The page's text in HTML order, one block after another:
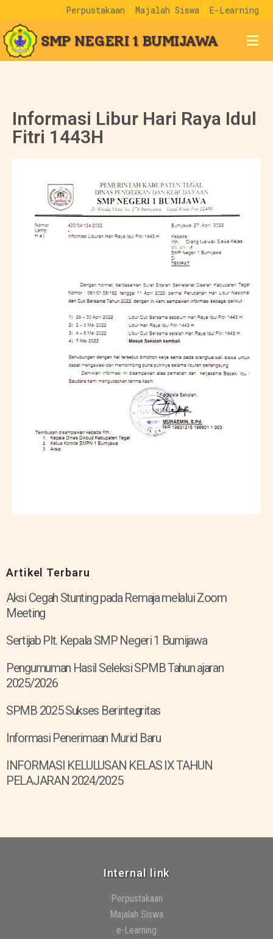
Perpustakaan Majalah Siswa E-Learning
SMP NEGERI 1 BUMIJAWA
Artikel Terbaru
Aksi Cegah Stunting pada Remaja melalui Zoom
Meeting
Sertijab Plt. Kepala SMP Negeri 1 Bumijawa
Pengumuman Hasil Seleksi SPMB Tahun ajaran
2025/2026
SPMB 2025 Sukses Berintegritas
Informasi Penerimaan Murid Baru
INFORMASI KELULUSAN KELAS IX TAHUN
PELAJARAN 2024/2025
Informasi Libur Hari Raya Idul
Fitri 1443H
Internal link
Perpustakaan
Majalah Siswa
e-Learning